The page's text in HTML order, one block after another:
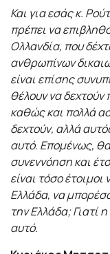
Και για εσάς κ.
πρέπει να
Ολλανδία, που
ανθρωπίνων
είναι επίσης
θέλουν να
καθώς και πολλά
δεχτούν, αλλά
αυτό. Επομένως,
συνεννόηση και
είναι τόσο
Ελλάδα, να
την Ελλάδα; Γιατί
αυτό.